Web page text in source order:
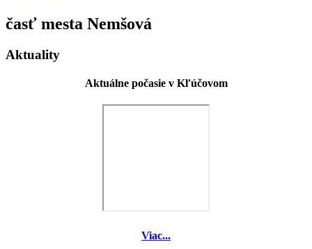
časť mesta Nemšová
Aktuality
Aktuálne počasie v Kľúčovom
Viac...